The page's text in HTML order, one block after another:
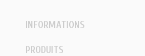
INFORMATIONS
PRODUITS